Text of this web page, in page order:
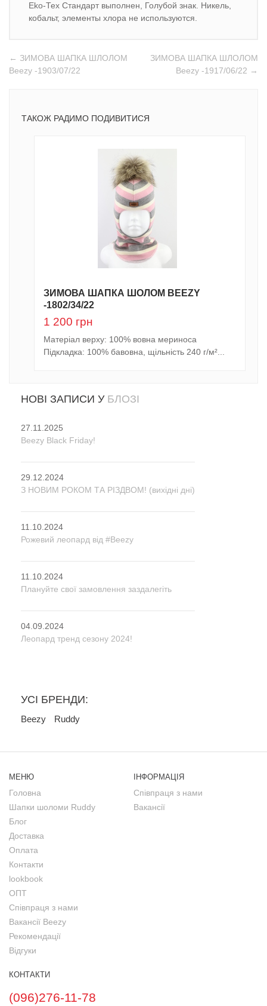
Eko-Тех Стандарт выполнен, Голубой знак. Никель,
кобальт, элементы хлора не используются.
← ЗИМОВА ШАПКА ШЛОЛОМ
Beezy -1903/07/22
ЗИМОВА ШАПКА ШЛОЛОМ
Beezy -1917/06/22 →
ТАКОЖ РАДИМО ПОДИВИТИСЯ
ЗИМОВА ШАПКА ШОЛОМ BEEZY
-1802/34/22
1 200 грн
Матеріал верху: 100% вовна мериноса
Підкладка: 100% бавовна, щільність 240 г/м²...
НОВІ ЗАПИСИ У БЛОЗІ
27.11.2025
Beezy Black Friday!
29.12.2024
З НОВИМ РОКОМ ТА РІЗДВОМ! (вихідні дні)
11.10.2024
Рожевий леопард від #Beezy
11.10.2024
Плануйте свої замовлення заздалегіть
04.09.2024
Леопард тренд сезону 2024!
УСІ БРЕНДИ:
Beezy Ruddy
МЕНЮ
Головна
Шапки шоломи Ruddy
Блог
Доставка
Оплата
Контакти
lookbook
ОПТ
Співпраця з нами
Вакансії Beezy
Рекомендації
Відгуки
ІНФОРМАЦІЯ
Співпраця з нами
Вакансії
КОНТАКТИ
(096)276-11-78